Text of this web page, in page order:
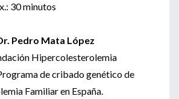
30 minutos
Pedro Mata López
Hipercolesterolemia
de cribado genético de
Familiar en España.